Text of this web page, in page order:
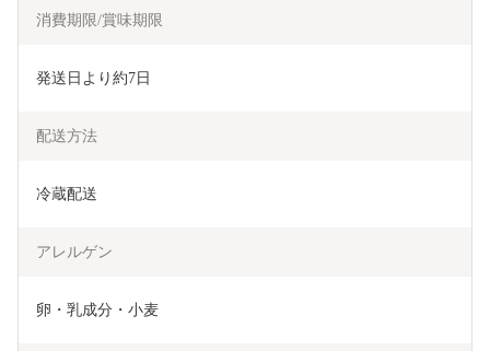
消費期限/賞味期限
発送日より約7日
配送方法
冷蔵配送
アレルゲン
卵・乳成分・小麦